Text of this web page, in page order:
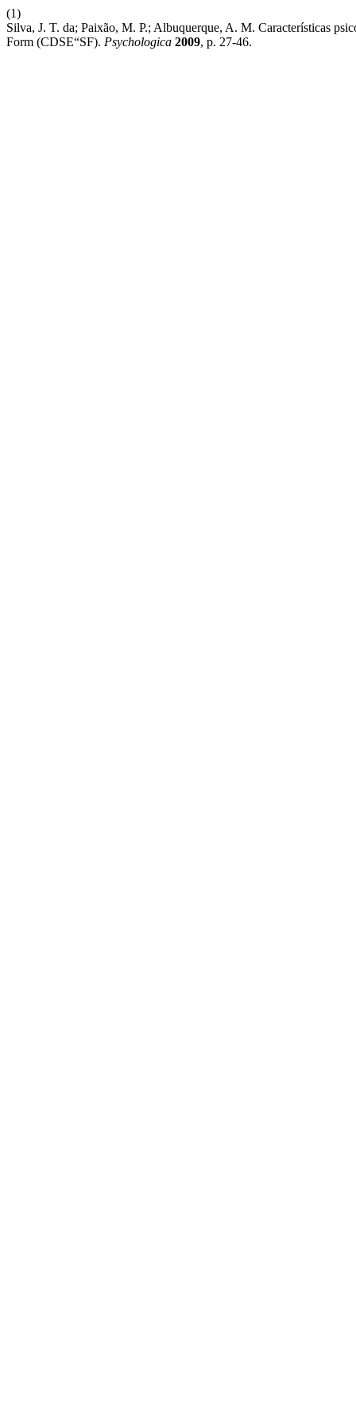
(1)
Silva, J. T. da; Paixão, M. P.; Albuquerque, A. M. Características
Form (CDSE“SF). Psychologica 2009, p. 27-46.